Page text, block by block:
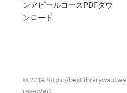
ンアピールコースPDFダウ
ンロード
© 2019 https://
reserved.